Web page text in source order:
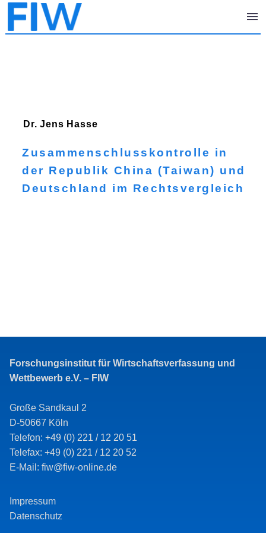
Dr. Jens Hasse
Zusammenschlusskontrolle in
der Republik China (Taiwan) und
Deutschland im Rechtsvergleich
Forschungsinstitut für Wirtschaftsverfassung und
Wettbewerb e.V. – FIW
Große Sandkaul 2
D-50667 Köln
Telefon: +49 (0) 221 / 12 20 51
Telefax: +49 (0) 221 / 12 20 52
E-Mail: fiw@fiw-online.de
Impressum
Datenschutz